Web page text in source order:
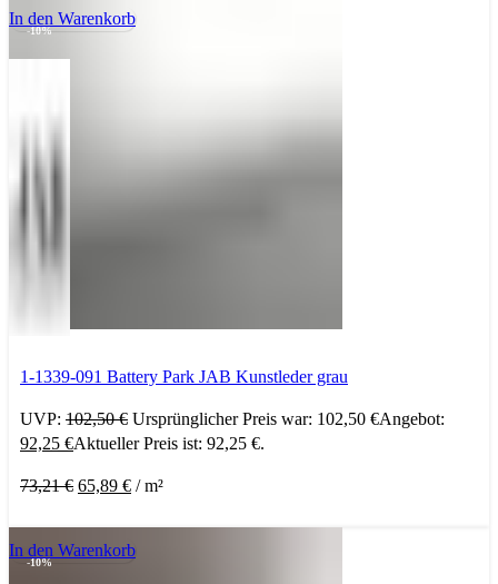
-10%
In den Warenkorb
1-1339-091 Battery Park JAB Kunstleder grau
UVP: 102,50€ Ursprünglicher Preis war: 102,50 €Angebot:
92,25 €Aktueller Preis ist: 92,25 €.
73,21€ 65,89 € /m²
-10%
In den Warenkorb